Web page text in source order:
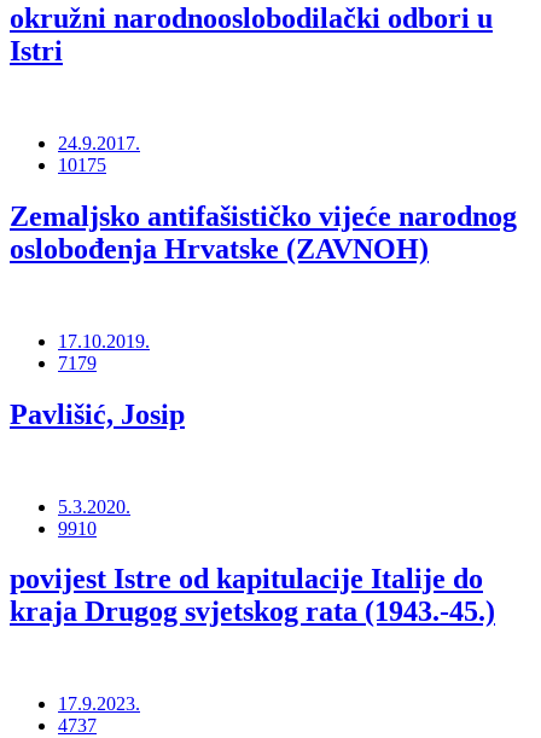
okružni narodnooslobodilački odbori u
Istri
24.9.2017.
10175
Zemaljsko antifašističko vijeće narodnog
oslobođenja Hrvatske (ZAVNOH)
17.10.2019.
7179
Pavlišić, Josip
5.3.2020.
9910
povijest Istre od kapitulacije Italije do
kraja Drugog svjetskog rata (1943.-45.)
17.9.2023.
4737